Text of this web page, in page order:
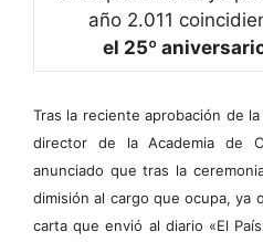
año 2.011
el 25º
Tras la reciente aprobación de
director de la Academia de
anunciado que tras la
dimisión al cargo que ocupa, ya
carta que envió al diario «El